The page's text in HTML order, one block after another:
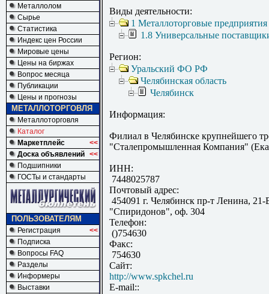
Металлолом
Сырье
Статистика
Индекс цен России
Мировые цены
Цены на биржах
Вопрос месяца
Публикации
Цены и прогнозы
МЕТАЛЛОТОРГОВЛЯ
Металлоторговля
Каталог
Маркетплейс
<<
Доска объявлений <<
Подшипники
ГОСТы и стандарты
ПОЛЬЗОВАТЕЛЯМ
Регистрация
<<
Подписка
Вопросы FAQ
Разделы
Информеры
Выставки
Виды деятельности:
1 Металлоторговые
1.8 Универсальные
Регион:
Уральский ФО РФ
Челябинская область
Челябинск
Информация:
Филиал в Челябинске крупнейшего
"Сталепромышленная Компания"
ИНН:
7448025787
Почтовый адрес:
454091 г. Челябинск пр-т Ленина,
"Спиридонов", оф. 304
Телефон:
()754630
Факс:
754630
Сайт:
http://www.spkchel.ru
E-mail::